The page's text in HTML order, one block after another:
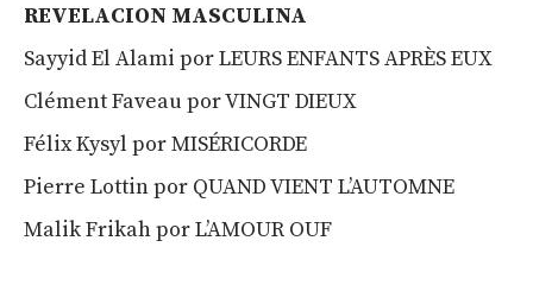
REVELACION MASCULINA
Sayyid El Alami por LEURS ENFANTS APRÈS EUX
Clément Faveau por VINGT DIEUX
Félix Kysyl por MISÉRICORDE
Pierre Lottin por QUAND VIENT L’AUTOMNE
Malik Frikah por L’AMOUR OUF